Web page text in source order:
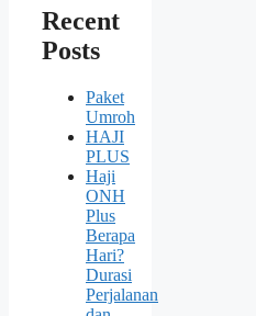
Recent
Posts
Paket
Umroh
HAJI
PLUS
Haji
ONH
Plus
Berapa
Hari?
Durasi
Perjalanan